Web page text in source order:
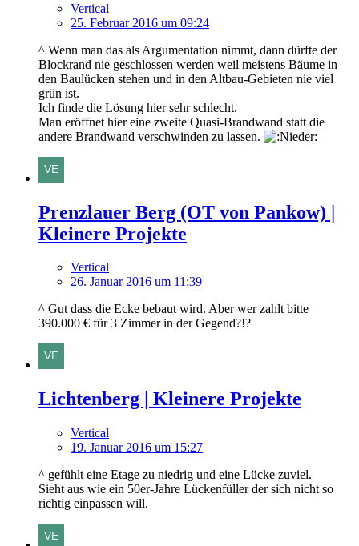
Vertical
25. Februar 2016 um 09:24
^ Wenn man das als Argumentation nimmt, dann dürfte der
Blockrand nie geschlossen werden weil meistens Bäume in
den Baulücken stehen und in den Altbau-Gebieten nie viel
grün ist.
Ich finde die Lösung hier sehr schlecht.
Man eröffnet hier eine zweite Quasi-Brandwand statt die
andere Brandwand verschwinden zu lassen.
Prenzlauer Berg (OT von Pankow) |
Kleinere Projekte
Vertical
26. Januar 2016 um 11:39
^ Gut dass die Ecke bebaut wird. Aber wer zahlt bitte
390.000 € für 3 Zimmer in der Gegend?!?
Lichtenberg | Kleinere Projekte
Vertical
19. Januar 2016 um 15:27
^ gefühlt eine Etage zu niedrig und eine Lücke zuviel.
Sieht aus wie ein 50er-Jahre Lückenfüller der sich nicht so
richtig einpassen will.